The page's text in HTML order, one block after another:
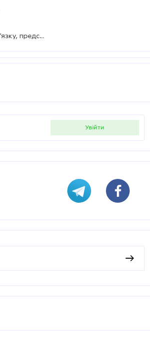
Як платникові, який звітує засобами електронного зв'язку, представити пояснення до декларації
увійти